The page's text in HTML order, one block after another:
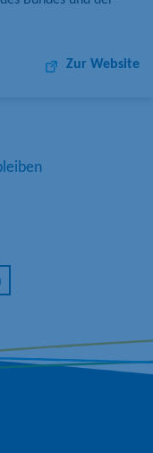
Zur Website